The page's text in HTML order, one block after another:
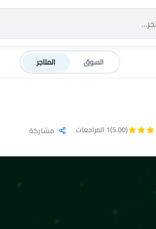
السوق المتاجر
(5.00) 1 المراجعات مشاركة